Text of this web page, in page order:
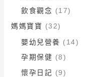
飲食觀念 (17)
媽媽寶寶 (32)
嬰幼兒營養 (14)
孕期保健 (8)
懷孕日記 (9)